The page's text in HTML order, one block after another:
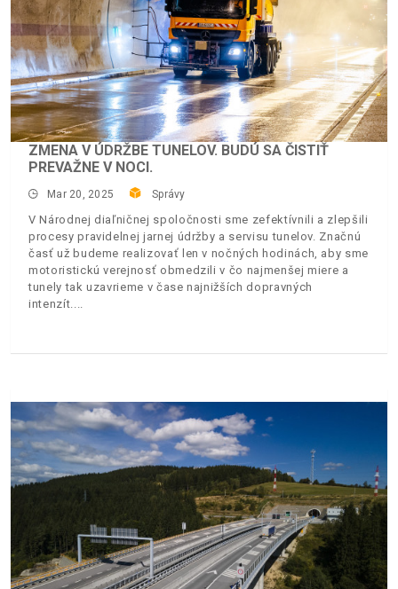
ZMENA V ÚDRŽBE TUNELOV. BUDÚ SA ČISTIŤ
PREVAŽNE V NOCI.
Mar 20, 2025 Správy
V Národnej diaľničnej spoločnosti sme zefektívnili a zlepšili
procesy pravidelnej jarnej údržby a servisu tunelov. Značnú
časť už budeme realizovať len v nočných hodinách, aby sme
motoristickú verejnosť obmedzili v čo najmenšej miere a
tunely tak uzavrieme v čase najnižších dopravných
intenzít.